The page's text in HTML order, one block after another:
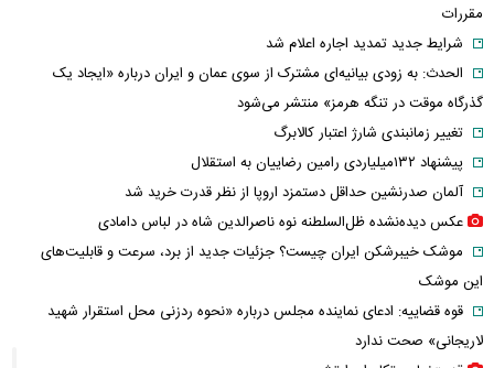
مقررات
شرایط جدید تمدید اجاره اعلام شد
الحدث: به زودی بیانیه‌ای مشترک از سوی عمان و ایران درباره «ایجاد یک
گذرگاه موقت در تنگه هرمز» منتشر می‌شود
تغییر زمانبندی‌ شارژ اعتبار کالابرگ
پیشنهاد ۱۳۲میلیاردی رامین رضاییان به استقلال
آلمان صدرنشین حداقل دستمزد اروپا از نظر قدرت خرید شد
عکس دیده‌نشده ظل‌السلطنه نوه ناصرالدین شاه در لباس دامادی
موشک خیبرشکن ایران چیست؟ جزئیات جدید از برد، سرعت و قابلیت‌های
این موشک
قوه قضاییه: ادعای نماینده مجلس درباره «نحوه ردزنی محل استقرار شهید
لاریجانی» صحت ندارد